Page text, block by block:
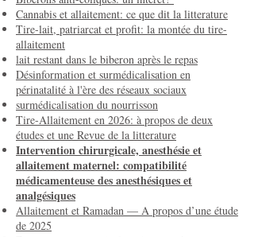
Cannabis et allaitement: ce que dit la litterature
Tire-lait, patriarcat et profit: la montée du tire-
allaitement
lait restant dans le biberon après le repas
Désinformation et surmédicalisation en
périnatalité à l'ère des réseaux sociaux
surmédicalisation du nourrisson
Tire-Allaitement en 2026: à propos de deux
études et une Revue de la litterature
Intervention chirurgicale, anesthésie et
allaitement maternel: compatibilité
médicamenteuse des anesthésiques et
analgésiques
Allaitement et Ramadan — A propos d’une étude
de 2025